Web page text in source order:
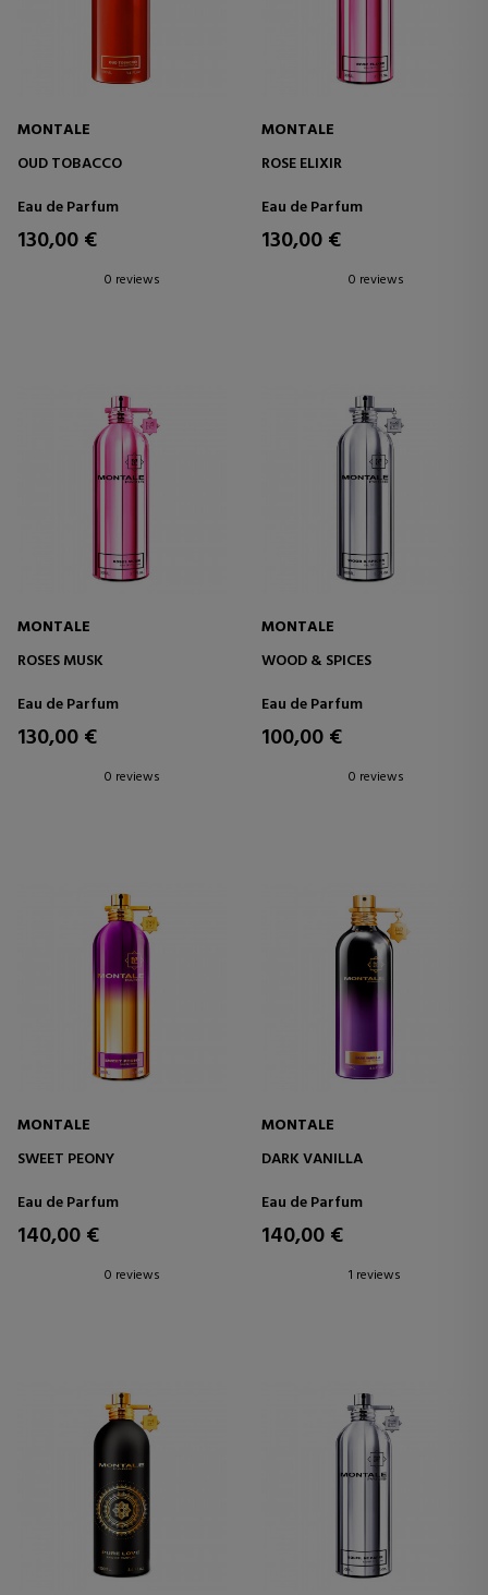
MONTALE
OUD TOBACCO
Eau de Parfum
130,00 €
0 reviews
MONTALE
ROSE ELIXIR
Eau de Parfum
130,00 €
0 reviews
MONTALE
ROSES MUSK
Eau de Parfum
130,00 €
0 reviews
MONTALE
WOOD & SPICES
Eau de Parfum
100,00 €
0 reviews
MONTALE
SWEET PEONY
Eau de Parfum
140,00 €
0 reviews
MONTALE
DARK VANILLA
Eau de Parfum
140,00 €
1 reviews